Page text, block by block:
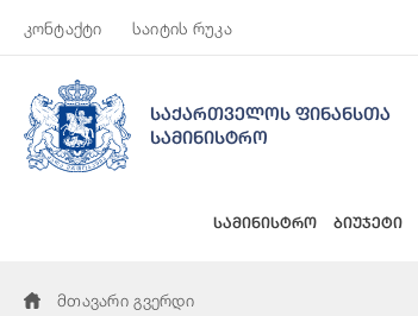
კონტაქტი საიტის რუკა
საქართველოს ფინანსთა
სამინისტრო
სამინისტრო ბიუჯეტი
მთავარი გვერდი